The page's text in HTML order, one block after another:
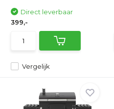
Vergelijk
Direct leverbaar
399,-